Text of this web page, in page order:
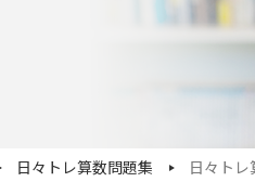
日々トレ算数問題集 日々ト